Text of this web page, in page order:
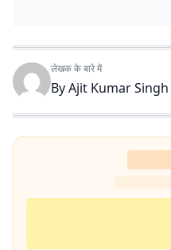
लेखक के बारे में
ByAjit Kumar Singh